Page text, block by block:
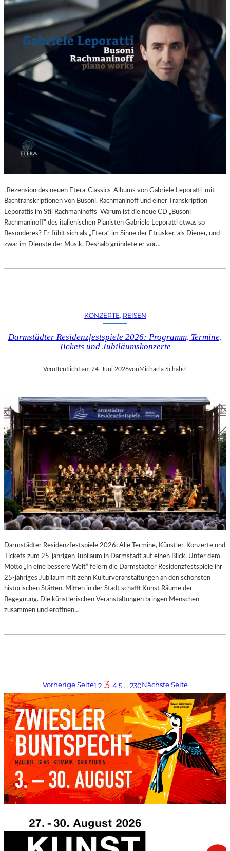
„Rezension des neuen Etera-Classics-Albums von Gabriele Leporatti mit
Bachtranskriptionen von Busoni, Rachmaninoff und einer Transkription
Leporattis im Stil Rachmaninoffs Warum ist die neue CD „Busoni
Rachmaninoff“ des italienischen Pianisten Gabriele Leporatti etwas so
Besonderes? Er fühlt sich als „Etera“ im Sinne der Etrusker, als Diener, und
zwar im Dienste der Musik. Deshalb gründete er vor…
KONZERTE, REISEN
Darmstädter Residenzfestspiele 2026: Programm, Termine,
Tickets und Jubiläumskonzerte
Veröffentlicht am:24. Juni 2026vonMichaela Schabel
Darmstädter Residenzfestspiele 2026: Alle Termine, Künstler, Konzerte und
Tickets zum 25-jährigen Jubiläum in Darmstadt auf einen Blick. Unter dem
Motto „In eine bessere Welt“ feiern die Darmstädter Residenzfestspiele ihr
25-jähriges Jubiläum mit zehn Kulturveranstaltungen an den schönsten
historischen Stätten. Mitten in der Stadt schafft Kunst Räume der
Begegnung. Die künstlerischen Veranstaltungen bringen Menschen
zusammen und eröffnen…
Vorherige Seite1 2 3 4 5 … 230Nächste Seite